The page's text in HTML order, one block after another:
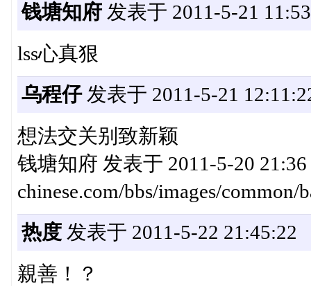
钱塘知府发表于 2011-5-21
lss心真狠
乌程仔发表于 2011-5-21
想法交关别致新颖
钱塘知府 发表于 2011-5-20
chinese.com/bbs/images/
热度发表于 2011-5-22 21:45:22
親善！？